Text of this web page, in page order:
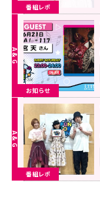
番組レポ
お知らせ
番組レポ